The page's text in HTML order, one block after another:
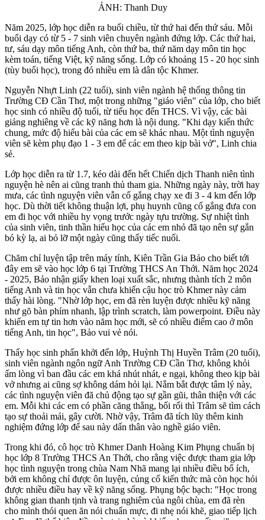
ẢNH: Thanh Duy
Năm 2025, lớp học diễn ra buổi chiều, từ thứ hai đến thứ sáu. Mỗi
buổi dạy có từ 5 - 7 sinh viên chuyên ngành đứng lớp. Các thứ hai,
tư, sáu dạy môn tiếng Anh, còn thứ ba, thứ năm dạy môn tin học
kèm toán, tiếng Việt, kỹ năng sống. Lớp có khoảng 15 - 20 học sinh
(tùy buổi học), trong đó nhiều em là dân tộc Khmer.
Nguyễn Nhựt Linh (22 tuổi), sinh viên ngành hệ thống thông tin
Trường CĐ Cần Thơ, một trong những "giáo viên" của lớp, cho biết
học sinh có nhiều độ tuổi, từ tiểu học đến THCS. Vì vậy, các bài
giảng nghiêng về các kỹ năng hơn là nội dung. "Khi dạy kiến thức
chung, mức độ hiểu bài của các em sẽ khác nhau. Một tình nguyện
viên sẽ kèm phụ đạo 1 - 3 em để các em theo kịp bài vở", Linh chia
sẻ.
Lớp học diễn ra từ 1.7, kéo dài đến hết Chiến dịch Thanh niên tình
nguyện hè nên ai cũng tranh thủ tham gia. Những ngày này, trời hay
mưa, các tình nguyện viên vẫn cố gắng chạy xe đi 3 - 4 km đến lớp
học. Dù thời tiết không thuận lợi, phụ huynh cũng cố gắng đưa con
em đi học với nhiều hy vọng trước ngày tựu trường. Sự nhiệt tình
của sinh viên, tinh thần hiếu học của các em nhỏ đã tạo nên sự gắn
bó kỳ lạ, ai bỏ lỡ một ngày cũng thấy tiếc nuối.
Chăm chỉ luyện tập trên máy tính, Kiên Trần Gia Bảo cho biết tới
đây em sẽ vào học lớp 6 tại Trường THCS An Thới. Năm học 2024
- 2025, Bảo nhận giấy khen loại xuất sắc, nhưng thành tích 2 môn
tiếng Anh và tin học vẫn chưa khiến cậu học trò Khmer này cảm
thấy hài lòng. "Nhờ lớp học, em đã rèn luyện được nhiều kỹ năng
như gõ bàn phím nhanh, lập trình scratch, làm powerpoint. Điều này
khiến em tự tin hơn vào năm học mới, sẽ có nhiều điểm cao ở môn
tiếng Anh, tin học", Bảo vui vẻ nói.
Thấy học sinh phấn khởi đến lớp, Huỳnh Thị Huyền Trâm (20 tuổi),
sinh viên ngành ngôn ngữ Anh Trường CĐ Cần Thơ, không khỏi
ấm lòng vì ban đầu các em khá nhút nhát, e ngại, không theo kịp bài
vở nhưng ai cũng sợ không dám hỏi lại. Nắm bắt được tâm lý này,
các tình nguyện viên đã chủ động tạo sự gần gũi, thân thiện với các
em. Mỗi khi các em có phần căng thẳng, bối rối thì Trâm sẽ tìm cách
tạo sự thoải mái, gây cười. Nhờ vậy, Trâm đã tích lũy thêm kinh
nghiệm đứng lớp để sau này dấn thân vào nghề giáo viên.
Trong khi đó, cô học trò Khmer Danh Hoàng Kim Phụng chuẩn bị
học lớp 8 Trường THCS An Thới, cho rằng việc được tham gia lớp
học tình nguyện trong chùa Nam Nhã mang lại nhiều điều bổ ích,
bởi em không chỉ được ôn luyện, củng cố kiến thức mà còn học hỏi
được nhiều điều hay về kỹ năng sống. Phụng bộc bạch: "Học trong
không gian thanh tịnh và trang nghiêm của ngôi chùa, em đã rèn
cho mình thói quen ăn nói chuẩn mực, đi nhẹ nói khẽ, giao tiếp lịch